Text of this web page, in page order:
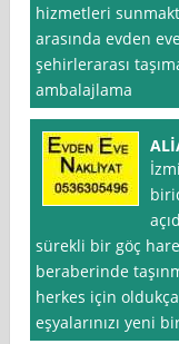
hizmetleri
arasında evden eve
şehirlerarası
ambalajlama
sürekli bir göç
beraberinde
herkes için
eşyalarınızı yeni